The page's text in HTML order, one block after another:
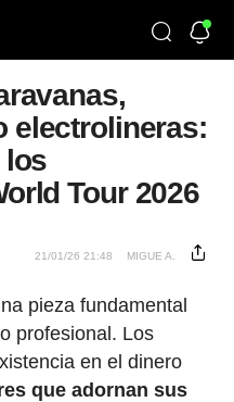
electrolineras:
los
Tour 2026
21/01/26 21:48 MIGUE A.
pieza fundamental
profesional. Los
en el dinero
que adornan sus